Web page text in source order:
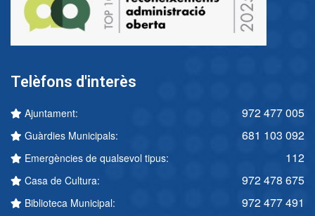
Telèfons d'interès
Ajuntament: 972 477 005
Guàrdies Municipals: 681 103 092
Emergències de qualsevol tipus: 112
Casa de Cultura: 972 478 675
Biblioteca Municipal: 972 477 491